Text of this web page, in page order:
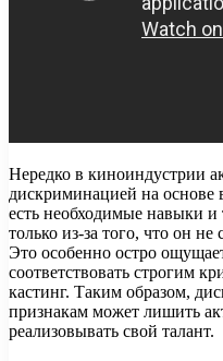
Нередко в киноиндустрии
дискриминацией на основе
есть необходимые навыки и
только из-за того, что он не
Это особенно остро
соответствовать строгим
кастинг. Таким образом,
признакам может лишить
реализовывать свой талант.